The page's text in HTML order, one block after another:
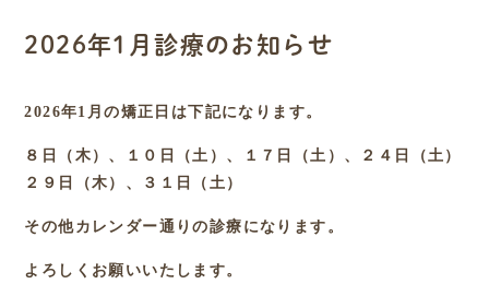
2026年1月診療のお知らせ
2026年1月の矯正日は下記になります。
８日（木）、１０日（土）、１７日（土）、２４日（土）
２９日（木）、３１日（土）
その他カレンダー通りの診療になります。
よろしくお願いいたします。